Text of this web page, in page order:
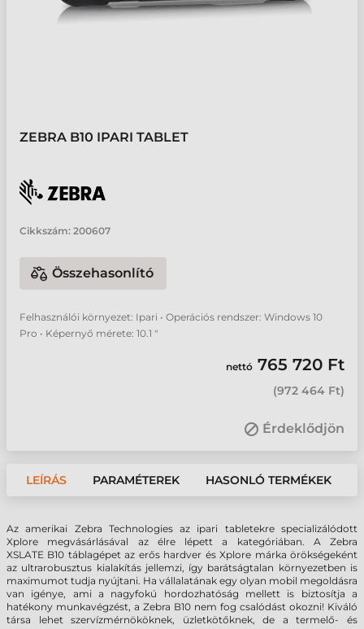
ZEBRA B10 IPARI TABLET
Cikkszám: 200607
Összehasonlító
Felhasználói környezet: Ipari • Operációs rendszer: Windows 10
Pro • Képernyő mérete: 10.1 "
nettó 765 720 Ft
(972 464 Ft)
Érdeklődjön
LEÍRÁS PARAMÉTEREK HASONLÓ TERMÉKEK
Az amerikai Zebra Technologies az ipari tabletekre specializálódott
Xplore megvásárlásával az élre lépett a kategóriában. A Zebra
XSLATE B10 táblagépet az erős hardver és Xplore márka örökségeként
az ultrarobusztus kialakítás jellemzi, így barátságtalan környezetben is
maximumot tudja nyújtani. Ha vállalatának egy olyan mobil megoldásra
van igénye, ami a nagyfokú hordozhatóság mellett is biztosítja a
hatékony munkavégzést, a Zebra B10 nem fog csalódást okozni! Kiváló
társa lehet szervízmérnököknek, üzletkötőknek, de a termelő- és